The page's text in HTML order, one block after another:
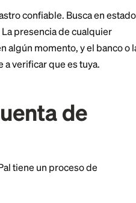
en
PayPal. Los recibos
o un mensaje de
de correo está.
son otro rastro